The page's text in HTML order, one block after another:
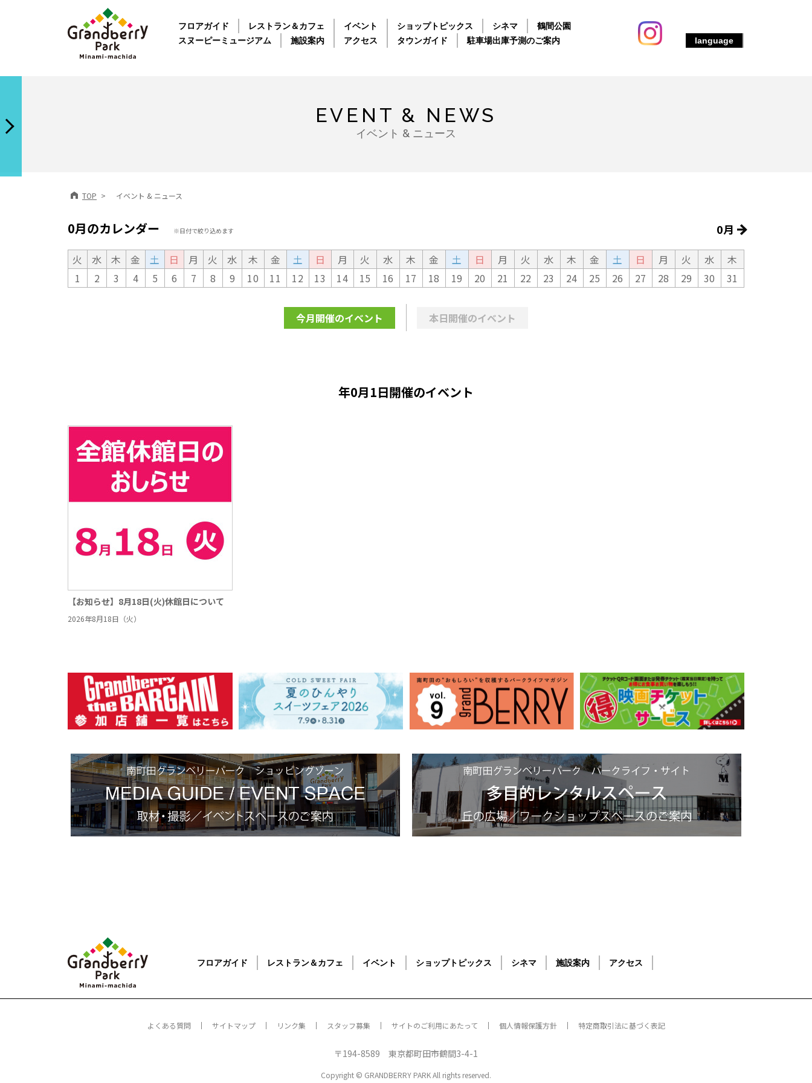
フロアガイド レストラン＆カフェ イベント ショップトピックス シネマ
鶴間公園
スヌーピーミュージアム
施設案内 アクセス タウンガイド 駐車場出庫予測のご案内 language
EVENT & NEWS
イベント & ニュース
TOP イベント & ニュース
0月のカレンダー ※日付で絞り込めます 0月
火 水 木 金 土 日 月 火 水 木 金 土 日 月 火 水 木 金 土 日 月 火 水 木 金 土 日 月 火 水
木
1
2 3 4 5 6 7 8 9 10 11 12 13 14 15 16 17 18 19 20 21 22 23 24 25 26 27 28 29 30 31
今月開催のイベント 本日開催のイベント
年0月1日開催のイベント
【お知らせ】8月18日(火)休館日について
2026年8月18日（火）
フロアガイド レストラン＆カフェ イベント ショップトピックス シネマ 施設案内 アクセス
よくある質問 サイトマップ リンク集 スタッフ募集 サイトのご利用にあたって 個人情報保護方針 特定商取引法に基づく表記
〒194-8589 東京都町田市鶴間3-4-1
Copyright © GRANDBERRY PARK All rights reserved.